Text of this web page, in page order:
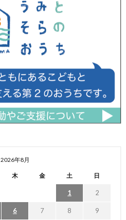
2026年8月
木 金 土 日
1 2
6 7 8 9